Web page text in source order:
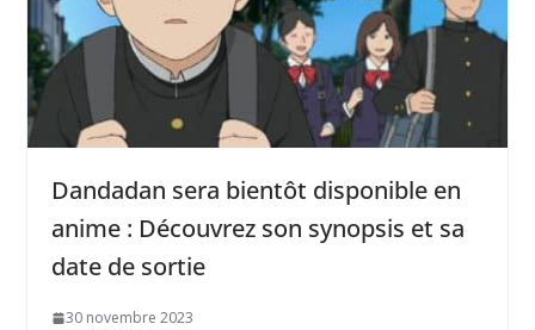
Dandadan sera bientôt disponible en
anime : Découvrez son synopsis et sa
date de sortie
30 novembre 2023